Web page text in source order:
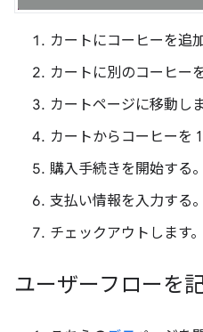
カートにコーヒーを追
カートに別のコーヒー
カートページに移動しま
カートからコーヒーを 1
購入手続きを開始する。
支払い情報を入力する。
チェックアウトします。
ユーザーフローを